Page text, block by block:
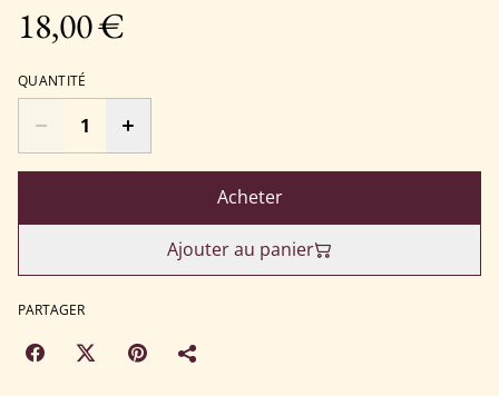
18,00 €
QUANTITÉ
Acheter
Ajouter au panier
PARTAGER